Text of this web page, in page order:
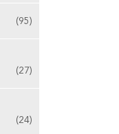
(95)
(27)
(24)